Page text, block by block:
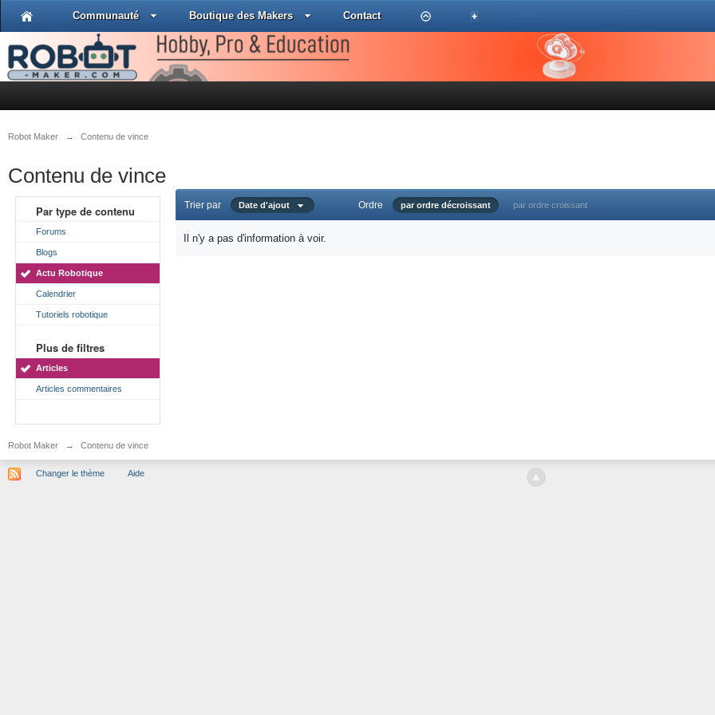
Communauté Boutique des Makers Contact
Robot Maker → Contenu de vince
Contenu de vince
Par type de contenu
Forums
Blogs
Actu Robotique
Calendrier
Tutoriels robotique
Plus de filtres
Articles
Articles commentaires
Trier par Date d'ajout Ordre par ordre décroissant par ordre croissant
Il n'y a pas d'information à voir.
Robot Maker → Contenu de vince
Changer le thème Aide